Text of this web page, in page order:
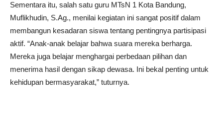
Sementara itu, salah satu guru MTsN 1 Kota Bandung,
Muflikhudin, S.Ag., menilai kegiatan ini sangat positif dalam
membangun kesadaran siswa tentang pentingnya partisipasi
aktif. “Anak-anak belajar bahwa suara mereka berharga.
Mereka juga belajar menghargai perbedaan pilihan dan
menerima hasil dengan sikap dewasa. Ini bekal penting untuk
kehidupan bermasyarakat,” tuturnya.